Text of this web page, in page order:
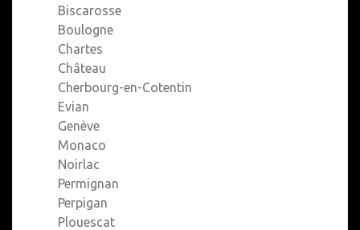
Biscarosse
Boulogne
Chartes
Château
Cherbourg-en-Cotentin
Evian
Genève
Monaco
Noirlac
Permignan
Perpigan
Plouescat